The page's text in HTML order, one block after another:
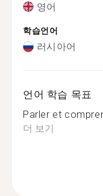
영어
학습언어
러시아어
언어 학습 목표
Parler et
더 보기